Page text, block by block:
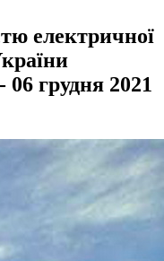
електричної
06 грудня 2021